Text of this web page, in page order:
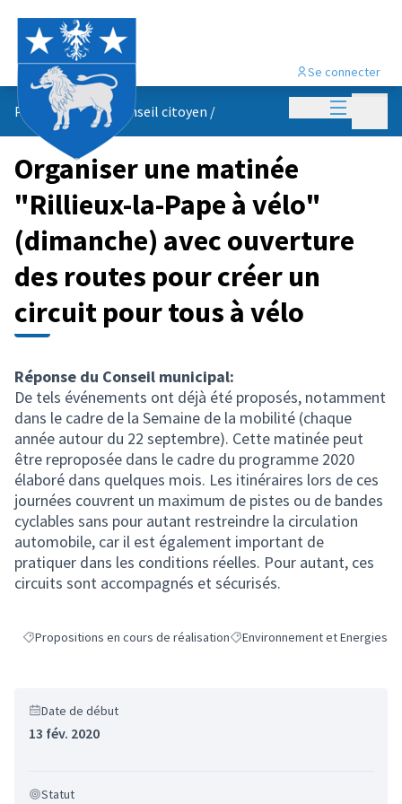
Menu
Se connecter
Propositions du conseil citoyen /
Organiser une matinée
"Rillieux-la-Pape à vélo"
(dimanche) avec ouverture
des routes pour créer un
circuit pour tous à vélo
Réponse du Conseil municipal:
De tels événements ont déjà été proposés, notamment
dans le cadre de la Semaine de la mobilité (chaque
année autour du 22 septembre). Cette matinée peut
être reproposée dans le cadre du programme 2020
élaboré dans quelques mois. Les itinéraires lors de ces
journées couvrent un maximum de pistes ou de bandes
cyclables sans pour autant restreindre la circulation
automobile, car il est également important de
pratiquer dans les conditions réelles. Pour autant, ces
circuits sont accompagnés et sécurisés.
Filtrer les résultats de la catégorie : Propositions en cours de
Propositions en cours de réalisationFiltrer les résultats pour le
Environnement et Energies
Date de début
13 fév. 2020
Statut